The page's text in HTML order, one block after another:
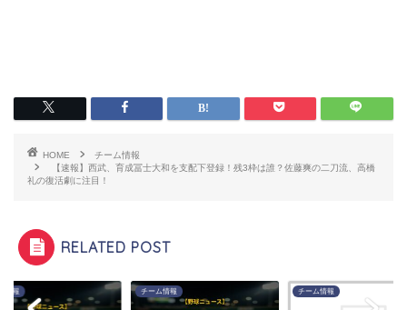
HOME
チーム情報
【速報】西武、育成冨士大和を支配下登録！残3枠は誰？佐藤爽の二刀流、高橋
礼の復活劇に注目！
RELATED POST
チーム情報 チーム情報 チーム情報